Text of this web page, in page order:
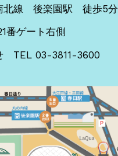
北線 後楽園駅 徒歩5分
番ゲート右側
TEL 03-3811-3600